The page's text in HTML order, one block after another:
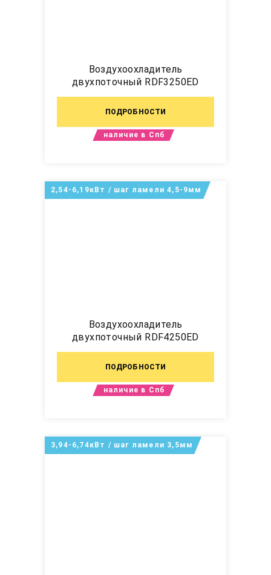
Воздухоохладитель
двухпоточный RDF3250ED
ПОДРОБНОСТИ
наличие в Спб
Воздухоохладитель
двухпоточный RDF4250ED
ПОДРОБНОСТИ
2,54-6,19кВт / шаг ламели 4,5-9мм
наличие в Спб
3,94-6,74кВт / шаг ламели 3,5мм